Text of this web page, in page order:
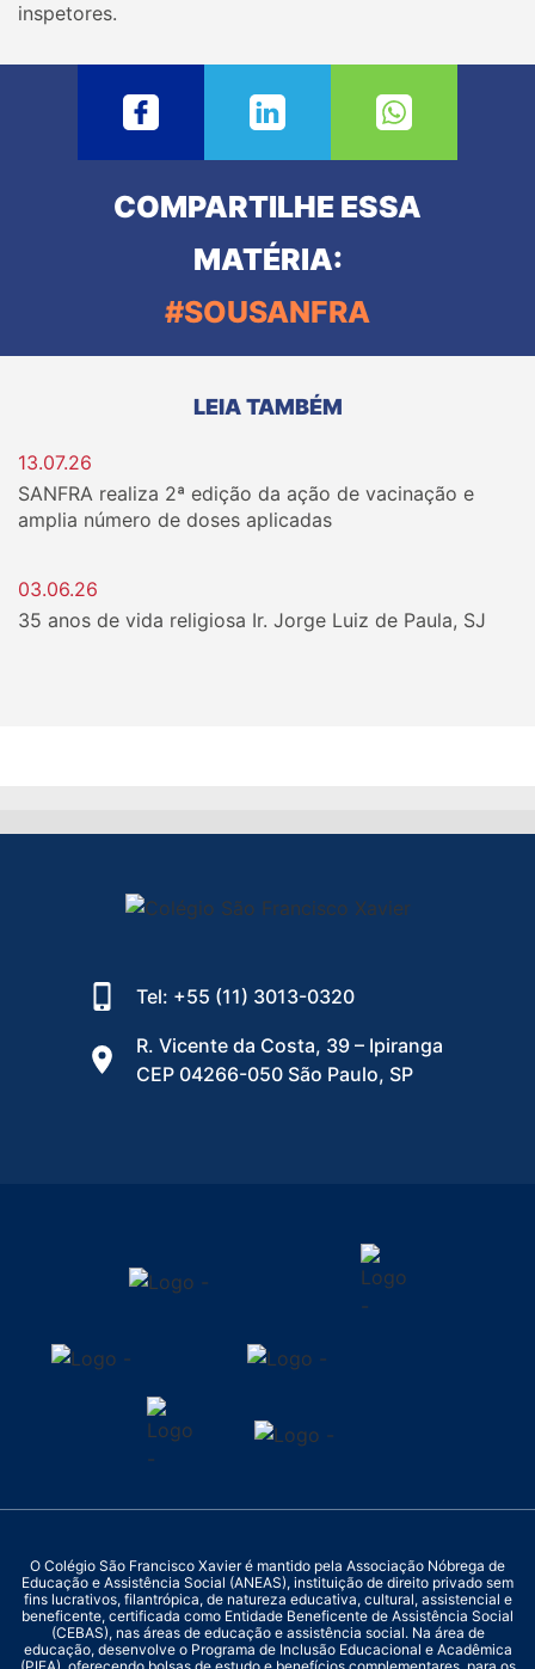
inspetores.
COMPARTILHE ESSA
MATÉRIA:
#SOUSANFRA
LEIA TAMBÉM
13.07.26
SANFRA realiza 2ª edição da ação de vacinação e
amplia número de doses aplicadas
03.06.26
35 anos de vida religiosa Ir. Jorge Luiz de Paula, SJ
Tel: +55 (11) 3013-0320
R. Vicente da Costa, 39 – Ipiranga
CEP 04266-050 São Paulo, SP
O Colégio São Francisco Xavier é mantido pela Associação Nóbrega de
Educação e Assistência Social (ANEAS), instituição de direito privado sem
fins lucrativos, filantrópica, de natureza educativa, cultural, assistencial e
beneficente, certificada como Entidade Beneficente de Assistência Social
(CEBAS), nas áreas de educação e assistência social. Na área de
educação, desenvolve o Programa de Inclusão Educacional e Acadêmica